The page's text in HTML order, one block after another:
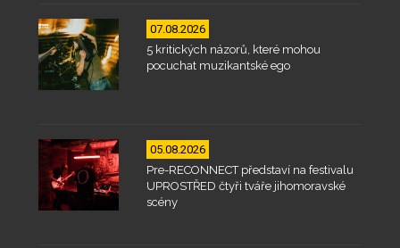
07.08.2026
5 kritických názorů, které mohou
pocuchat muzikantské ego
05.08.2026
Pre-RECONNECT představí na festivalu
UPROSTŘED čtyři tváře jihomoravské
scény